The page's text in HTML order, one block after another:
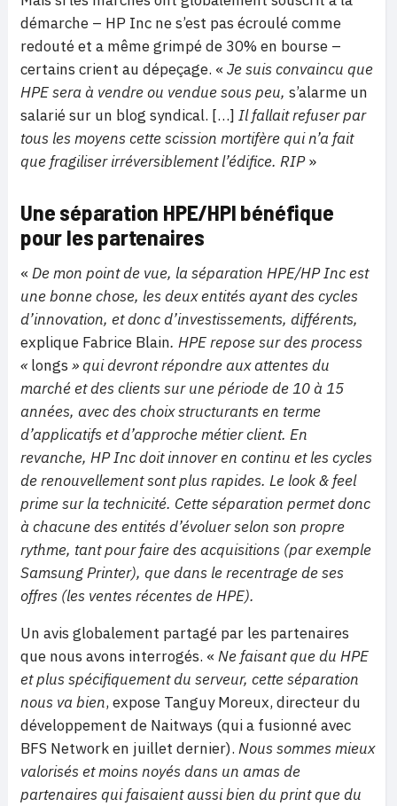
démarche – HP Inc ne s’est pas écroulé comme
redouté et a même grimpé de 30% en bourse –
certains crient au dépeçage. « Je suis convaincu que
HPE sera à vendre ou vendue sous peu, s’alarme un
salarié sur un blog syndical. […] Il fallait refuser par
tous les moyens cette scission mortifère qui n’a fait
que fragiliser irréversiblement l’édifice. RIP»
Une séparation HPE/HPI bénéfique
pour les partenaires
« De mon point de vue, la séparation HPE/HP Inc est
une bonne chose, les deux entités ayant des cycles
d’innovation, et donc d’investissements, différents,
explique Fabrice Blain. HPE repose sur des process
« longs » qui devront répondre aux attentes du
marché et des clients sur une période de 10 à 15
années, avec des choix structurants en terme
d’applicatifs et d’approche métier client. En
revanche, HP Inc doit innover en continu et les cycles
de renouvellement sont plus rapides. Le look & feel
prime sur la technicité. Cette séparation permet donc
à chacune des entités d’évoluer selon son propre
rythme, tant pour faire des acquisitions (par exemple
Samsung Printer), que dans le recentrage de ses
offres (les ventes récentes de HPE).
Un avis globalement partagé par les partenaires
que nous avons interrogés. « Ne faisant que du HPE
et plus spécifiquement du serveur, cette séparation
nous va bien, expose Tanguy Moreux, directeur du
développement de Naitways (qui a fusionné avec
BFS Network en juillet dernier). Nous sommes mieux
valorisés et moins noyés dans un amas de
partenaires qui faisaient aussi bien du print que du